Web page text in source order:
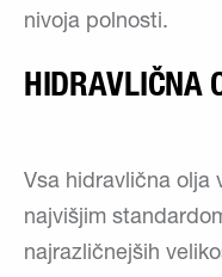
nivoja polnosti.
HIDRAVLIČNA
Vsa hidravlična olja
najvišjim
najrazličnejših